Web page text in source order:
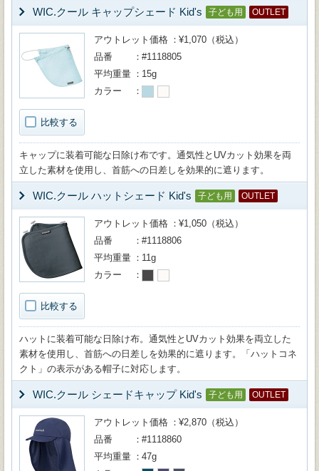
WIC.クール キャップシェード Kid's 子ども用 OUTLET
比較する
アウトレット価格
¥1,070（税込）
品番
#1118805
平均重量
15g
カラー
キャップに装着可能な日除け布です。通気性とUVカット効果を両
立した素材を使用し、首筋への日差しを効果的に遮ります。
WIC.クール ハットシェード Kid's 子ども用 OUTLET
比較する
アウトレット価格
¥1,050（税込）
品番
#1118806
平均重量
11g
カラー
ハットに装着可能な日除け布。通気性とUVカット効果を両立した
素材を使用し、首筋への日差しを効果的に遮ります。「ハットコネ
クト」の表示がある帽子に対応します。
WIC.クール シェードキャップ Kid's 子ども用 OUTLET
アウトレット価格
¥2,870（税込）
品番
#1118860
平均重量
47g